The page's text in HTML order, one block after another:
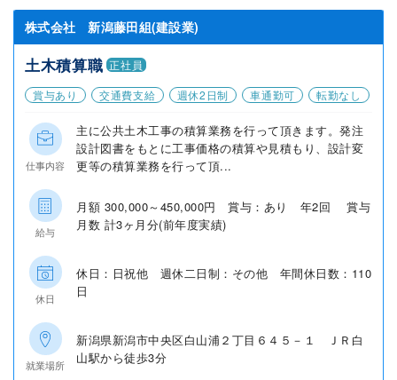
株式会社 新潟藤田組(建設業)
土木積算職 正社員
賞与あり
交通費支給 週休2日制 車通勤可 転勤なし
仕事内容
主に公共土木工事の積算業務を行って頂きます。発注
設計図書をもとに工事価格の積算や見積もり、設計変
更等の積算業務を行って頂...
給与
月額 300,000～450,000円 賞与：あり 年2回 賞与
月数 計3ヶ月分(前年度実績)
休日
休日：日祝他 週休二日制：その他 年間休日数：110
日
就業場所
新潟県新潟市中央区白山浦２丁目６４５－１ ＪＲ白
山駅から徒歩3分